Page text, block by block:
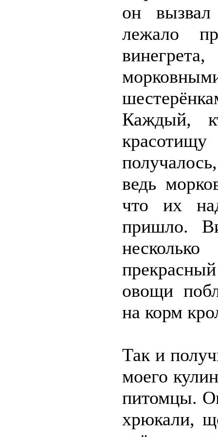
он
лежало
Каждый,
ведь
что их
пришло.
овощи
на корм
Так и
моего
питомцы.
хрюкали,